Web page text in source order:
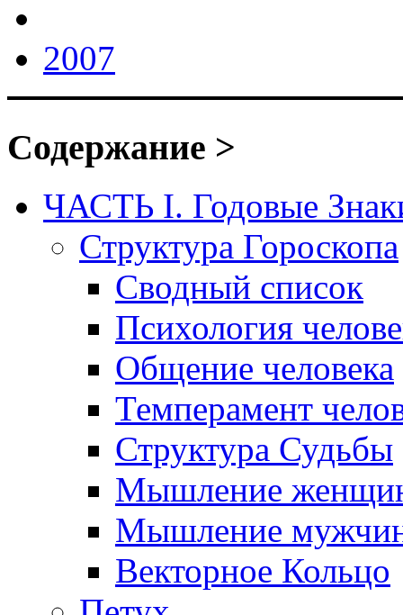
2007
Содержание >
ЧАСТЬ I. Годовые
Структура Гороскопа
Сводный список
Психология
Общение человека
Темперамент
Структура Судьбы
Мышление
Мышление
Векторное Кольцо